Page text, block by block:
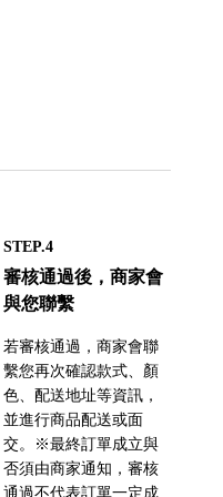
STEP.4
審核通過後，商家會
與您聯繫
若審核通過，商家會聯
繫您再次確認款式、顏
色、配送地址等資訊，
並進行商品配送或面
交。※最終訂單成立與
否須由商家通知，審核
通過不代表訂單一定成